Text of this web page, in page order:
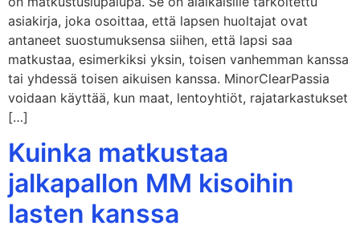
asiakirja, joka osoittaa, että lapsen huoltajat ovat
antaneet suostumuksensa siihen, että lapsi saa
matkustaa, esimerkiksi yksin, toisen vanhemman kanssa
tai yhdessä toisen aikuisen kanssa. MinorClearPassia
voidaan käyttää, kun maat, lentoyhtiöt, rajatarkastukset
[…]
Kuinka matkustaa
jalkapallon MM kisoihin
lasten kanssa